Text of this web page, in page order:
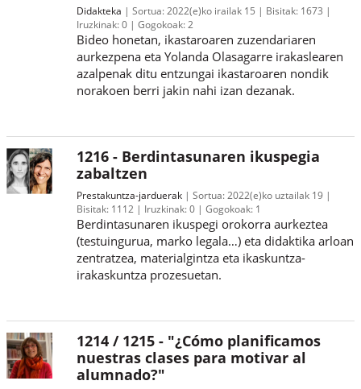
Didakteka Sortua:2022(e)ko irailak 15 Bisitak: 1673
Iruzkinak:0 Gogokoak:2
Bideo honetan, ikastaroaren zuzendariaren
aurkezpena eta Yolanda Olasagarre irakaslearen
azalpenak ditu entzungai ikastaroaren nondik
norakoen berri jakin nahi izan dezanak.
1216 - Berdintasunaren ikuspegia
zabaltzen
Prestakuntza-jarduerak Sortua:2022(e)ko uztailak 19
Bisitak: 1112 Iruzkinak:0 Gogokoak: 1
Berdintasunaren ikuspegi orokorra aurkeztea
(testuingurua, marko legala…) eta didaktika arloan
zentratzea, materialgintza eta ikaskuntza-
irakaskuntza prozesuetan.
1214 / 1215 - "¿Cómo planificamos
nuestras clases para motivar al
alumnado?"